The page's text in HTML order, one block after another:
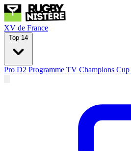
XV de France
Top 14
Pro D2 Programme TV Champions Cup